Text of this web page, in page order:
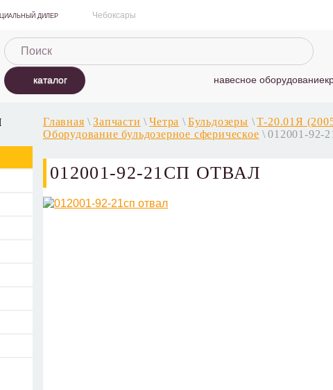
ДИЛЕР Чебоксары
каталог навесное оборудование
Главная \ Запчасти \ Четра \ Бульдозеры \ T-20.01Я
Оборудование бульдозерное сферическое \ 012001-92-
012001-92-21СП ОТВАЛ